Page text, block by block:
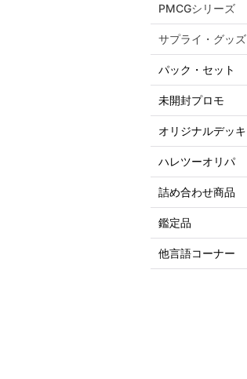
PMCGシリーズ
サプライ・グッズ
パック・セット
未開封プロモ
オリジナルデッキ
ハレツーオリパ
詰め合わせ商品
鑑定品
他言語コーナー